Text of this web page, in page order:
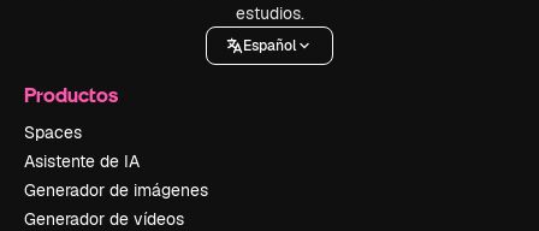
estudios.
Español
Productos
Spaces
Asistente de IA
Generador de imágenes
Generador de vídeos